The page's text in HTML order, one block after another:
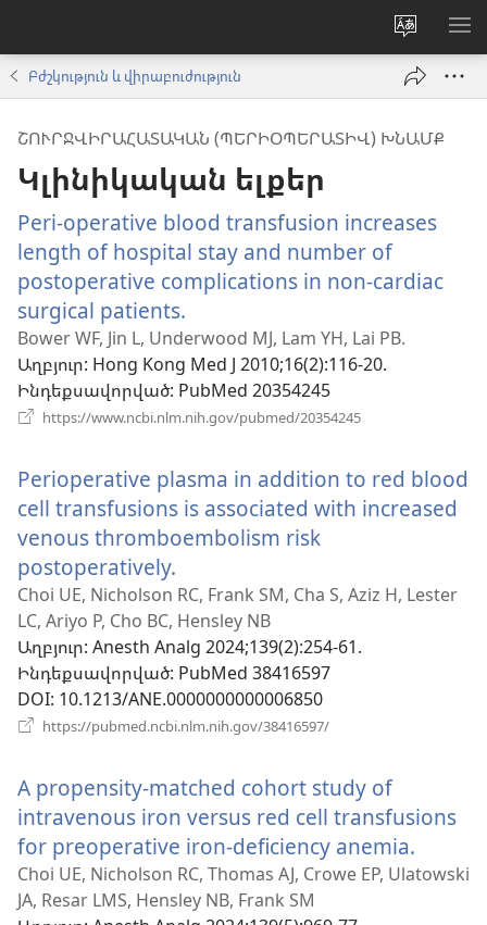
Փոխել
կայքի
լեզուն
Բժշկություն և վիրաբուժություն
ՇՈՒՐՋՎԻՐԱՀԱՏԱԿԱՆ (ՊԵՐԻՕՊԵՐԱՏԻՎ) ԽՆԱՄՔ
Կլինիկական ելքեր
Peri-operative blood transfusion increases
length of hospital stay and number of
postoperative complications in non-cardiac
surgical patients.
է
նոր
պատուհան)
Bower WF, Jin L, Underwood MJ, Lam YH, Lai PB.
Աղբյուր‎: Hong Kong Med J 2010;16(2):116-20.
Ինդեքսավորված‎: PubMed 20354245
https://www.ncbi.nlm.nih.gov/pubmed/20354245
պատուհան)
Perioperative plasma in addition to red blood
cell transfusions is associated with increased
venous thromboembolism risk
postoperatively.
է
նոր
պատուհան)
Choi UE, Nicholson RC, Frank SM, Cha S, Aziz H, Lester
LC, Ariyo P, Cho BC, Hensley NB
Աղբյուր‎: Anesth Analg 2024;139(2):254-61.
Ինդեքսավորված‎: PubMed 38416597
DOI‎: 10.1213/ANE.0000000000006850
https://pubmed.ncbi.nlm.nih.gov/38416597/
պատուհան)
A propensity-matched cohort study of
intravenous iron versus red cell transfusions
for preoperative iron-deficiency anemia.
է
Choi UE, Nicholson RC, Thomas AJ, Crowe EP, Ulatowski
JA, Resar LMS, Hensley NB, Frank SM